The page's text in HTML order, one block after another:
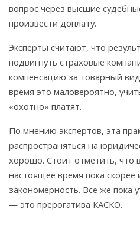
вопрос через высшие
произвести доплату.
Эксперты считают, что
подвигнуть страховые
компенсацию за товарный
время это маловероятно,
«охотно» платят.
По мнению экспертов, эта
распространяться на
хорошо. Стоит отметить, что
настоящее время пока скорее
закономерность. Все же пока
— это прерогатива КАСКО.